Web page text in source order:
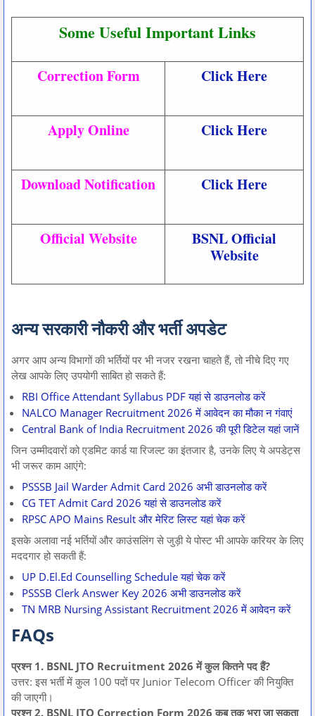
Some Useful Important Links
Correction Form Click Here
Apply Online Click Here
Download Notification Click Here
Official Website
BSNL Official
Website
अन्य सरकारी नौकरी और भर्ती अपडेट
अगर आप अन्य विभागों की भर्तियों पर भी नजर रखना चाहते हैं, तो नीचे दिए गए
लेख आपके लिए उपयोगी साबित हो सकते हैं:
RBI Office Attendant Syllabus PDF यहां से डाउनलोड करें
NALCO Manager Recruitment 2026 में आवेदन का मौका न गंवाएं
Central Bank of India Recruitment 2026 की पूरी डिटेल यहां जानें
जिन उम्मीदवारों को एडमिट कार्ड या रिजल्ट का इंतजार है, उनके लिए ये अपडेट्स
भी जरूर काम आएंगे:
PSSSB Jail Warder Admit Card 2026 अभी डाउनलोड करें
CG TET Admit Card 2026 यहां से डाउनलोड करें
RPSC APO Mains Result और मेरिट लिस्ट यहां चेक करें
इसके अलावा नई भर्तियों और काउंसलिंग से जुड़ी ये पोस्ट भी आपके करियर के लिए
मददगार हो सकती हैं:
UP D.El.Ed Counselling Schedule यहां चेक करें
PSSSB Clerk Answer Key 2026 अभी डाउनलोड करें
TN MRB Nursing Assistant Recruitment 2026 में आवेदन करें
FAQs
प्रश्न 1. BSNL JTO Recruitment 2026 में कुल कितने पद हैं?
उत्तर: इस भर्ती में कुल 100 पदों पर Junior Telecom Officer की नियुक्ति
की जाएगी।
प्रश्न 2. BSNL JTO Correction Form 2026 कब तक भरा जा सकता